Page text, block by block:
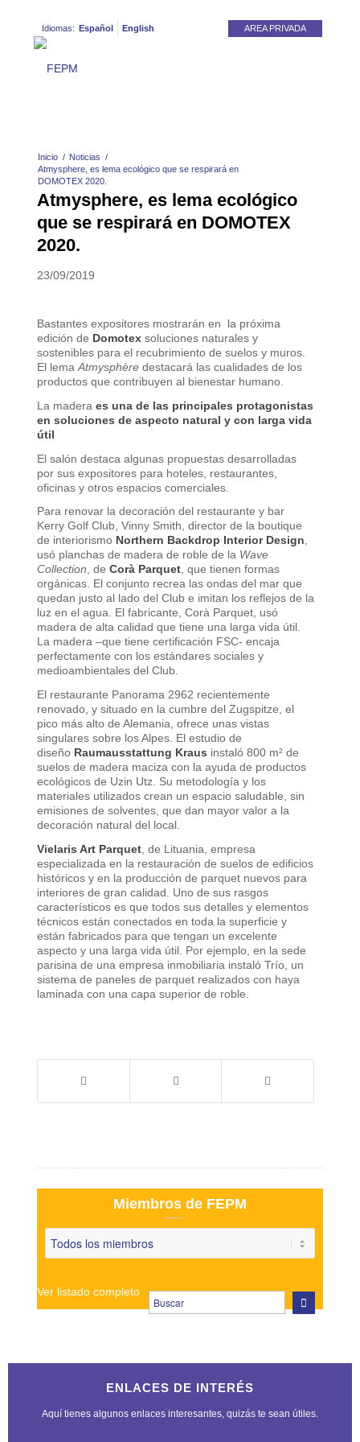
AREA PRIVADA
Idiomas: Español English
Inicio / Noticias
/
Atmysphere, es lema ecológico que se respirará en
DOMOTEX 2020.
Atmysphere, es lema ecológico
que se respirará en DOMOTEX
2020.
23/09/2019
Bastantes expositores mostrarán en la próxima
edición de Domotex soluciones naturales y
sostenibles para el recubrimiento de suelos y muros.
El lemaAtmysphère destacará las cualidades de los
productos que contribuyen al bienestar humano.
La maderaes una de las principales protagonistas
en soluciones de aspecto natural y con larga vida
útil
El salón destaca algunas propuestas desarrolladas
por sus expositores para hoteles, restaurantes,
oficinas y otros espacios comerciales.
Para renovar la decoración del restaurante y bar
Kerry Golf Club, Vinny Smith, director de la boutique
de interiorismo Northern Backdrop Interior Design,
usó planchas de madera de roble de la Wave
Collection, deCorà Parquet, que tienen formas
orgánicas. El conjunto recrea las ondas del mar que
quedan justo al lado del Club e imitan los reflejos de la
luz en el agua. El fabricante, Corà Parquet, usó
madera de alta calidad que tiene una larga vida útil.
La madera –que tiene certificación FSC- encaja
perfectamente con los estándares sociales y
medioambientales del Club.
El restaurante Panorama 2962 recientemente
renovado, y situado en la cumbre del Zugspitze, el
pico más alto de Alemania, ofrece unas vistas
singulares sobre los Alpes. El estudio de
diseño Raumausstattung Kraus instaló 800 m² de
suelos de madera maciza con la ayuda de productos
ecológicos de Uzin Utz. Su metodología y los
materiales utilizados crean un espacio saludable, sin
emisiones de solventes, que dan mayor valor a la
decoración natural del local.
Vielaris Art Parquet, de Lituania, empresa
especializada en la restauración de suelos de edificios
históricos y en la producción de parquet nuevos para
interiores de gran calidad. Uno de sus rasgos
característicos es que todos sus detalles y elementos
técnicos están conectados en toda la superficie y
están fabricados para que tengan un excelente
aspecto y una larga vida útil. Por ejemplo, en la sede
parisina de una empresa inmobiliaria instaló Trío, un
sistema de paneles de parquet realizados con haya
laminada con una capa superior de roble.
Miembros de FEPM
Ver listado completo
ENLACES DE INTERÉS
Aquí tienes algunos enlaces interesantes, quizás te sean útiles.